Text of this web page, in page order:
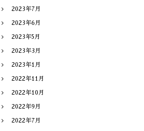
2023年7月
2023年6月
2023年5月
2023年3月
2023年1月
2022年11月
2022年10月
2022年9月
2022年7月